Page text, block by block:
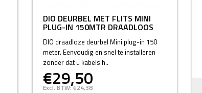
DIO DEURBEL MET FLITS MINI
PLUG-IN 150MTR DRAADLOOS
DIO draadloze deurbel Mini plug-in 150
meter. Eenvoudig en snel te installeren
zonder dat u kabels h..
€29,50
Excl. BTW: €24,38